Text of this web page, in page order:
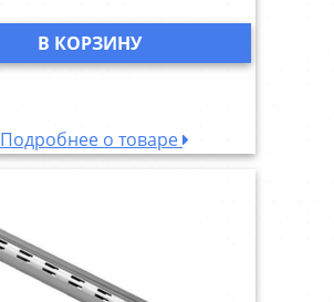
В КОРЗИНУ
Подробнее о товаре